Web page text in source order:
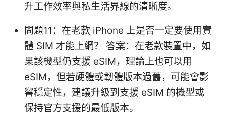
升工作效率與私生活界線的清晰度。
問題11：在老款 iPhone 上是否一定要使用實
體 SIM 才能上網？ 答案：在老款裝置中，如
果該機型仍支援 eSIM，理論上也可以用
eSIM，但若硬體或韌體版本過舊，可能會影
響穩定性，建議升級到支援 eSIM 的機型或
保持官方支援的最低版本。